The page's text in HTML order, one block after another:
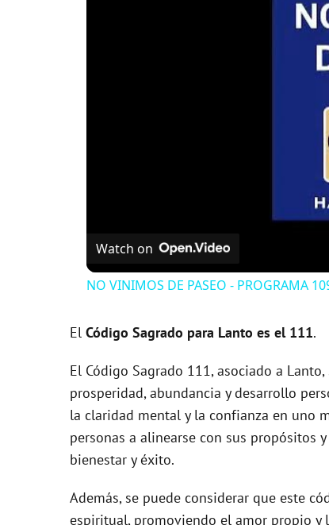
Watch on
NO VINIMOS DE PASEO - PROGRAMA
El Código Sagrado para Lanto es el 111.
El Código Sagrado 111, asociado a
prosperidad, abundancia y desarrollo
la claridad mental y la confianza en uno
personas a alinearse con sus propósitos
bienestar y éxito.
Además, se puede considerar que este
espiritual, promoviendo el amor propio y